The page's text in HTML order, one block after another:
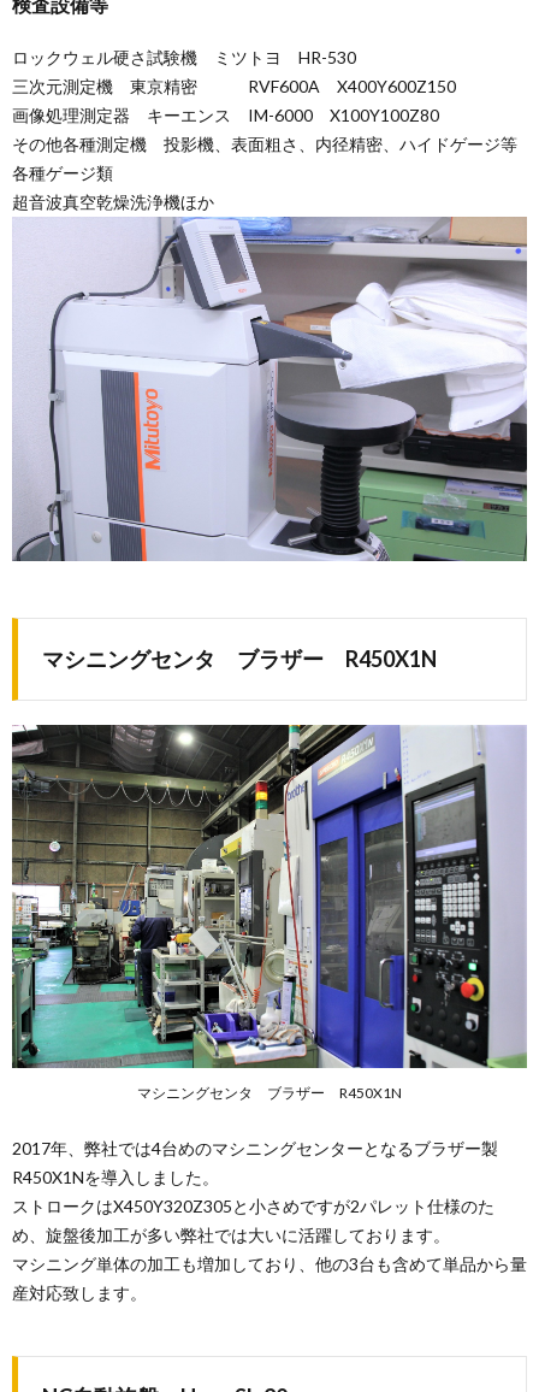
検査設備等
ロックウェル硬さ試験機 ミツトヨ HR-530
三次元測定機 東京精密 RVF600A X400Y600Z150
画像処理測定器 キーエンス IM-6000 X100Y100Z80
その他各種測定機 投影機、表面粗さ、内径精密、ハイドゲージ等
各種ゲージ類
超音波真空乾燥洗浄機ほか
マシニングセンタ ブラザー R450X1N
マシニングセンタ ブラザー R450X1N
2017年、弊社では4台めのマシニングセンターとなるブラザー製
R450X1Nを導入しました。
ストロークはX450Y320Z305と小さめですが2パレット仕様のた
め、旋盤後加工が多い弊社では大いに活躍しております。
マシニング単体の加工も増加しており、他の3台も含めて単品から量
産対応致します。